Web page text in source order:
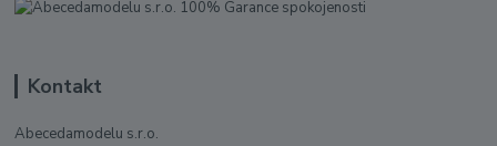
Kontakt
Abecedamodelu s.r.o.